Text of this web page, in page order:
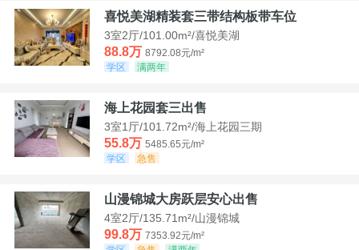
喜悦美湖精装套三带结构板带车位
3室2厅/101.00m²/喜悦美湖
88.8万 8792.08元/m²
学区
满两年
海上花园套三出售
3室1厅/101.72m²/海上花园三期
55.8万 5485.65元/m²
学区
急售
山漫锦城大房跃层安心出售
4室2厅/135.71m²/山漫锦城
99.8万 7353.92元/m²